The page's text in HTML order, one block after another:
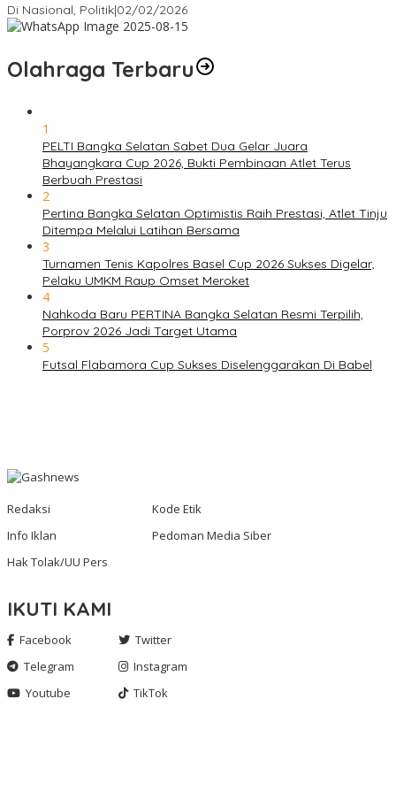
Di Nasional, Politik|02/02/2026
Olahraga Terbaru
1
PELTI Bangka Selatan Sabet Dua Gelar Juara
Bhayangkara Cup 2026, Bukti Pembinaan Atlet Terus
Berbuah Prestasi
2
Pertina Bangka Selatan Optimistis Raih Prestasi, Atlet Tinju
Ditempa Melalui Latihan Bersama
3
Turnamen Tenis Kapolres Basel Cup 2026 Sukses Digelar,
Pelaku UMKM Raup Omset Meroket
4
Nahkoda Baru PERTINA Bangka Selatan Resmi Terpilih,
Porprov 2026 Jadi Target Utama
5
Futsal Flabamora Cup Sukses Diselenggarakan Di Babel
Redaksi
Kode Etik
Info Iklan
Pedoman Media Siber
Hak Tolak/UU Pers
IKUTI KAMI
Facebook
Twitter
Telegram
Instagram
Youtube
TikTok